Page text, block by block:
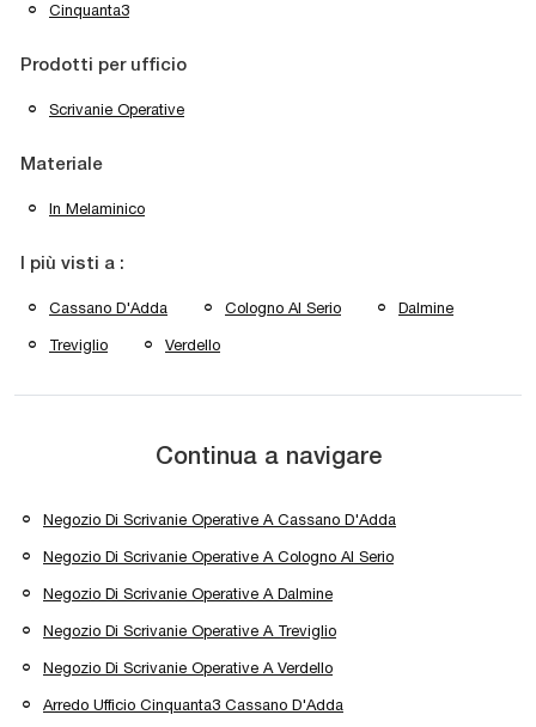
Cinquanta3
Prodotti per ufficio
Scrivanie Operative
Materiale
In Melaminico
I più visti a :
Cassano D'Adda Cologno Al Serio Dalmine
Treviglio Verdello
Continua a navigare
Negozio Di Scrivanie Operative A Cassano D'Adda
Negozio Di Scrivanie Operative A Cologno Al Serio
Negozio Di Scrivanie Operative A Dalmine
Negozio Di Scrivanie Operative A Treviglio
Negozio Di Scrivanie Operative A Verdello
Arredo Ufficio Cinquanta3 Cassano D'Adda